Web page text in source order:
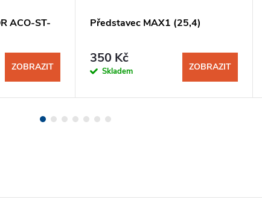
ACO-ST-
ZOBRAZIT
Představec MAX1 (25,4)
350 Kč
Skladem ZOBRAZIT